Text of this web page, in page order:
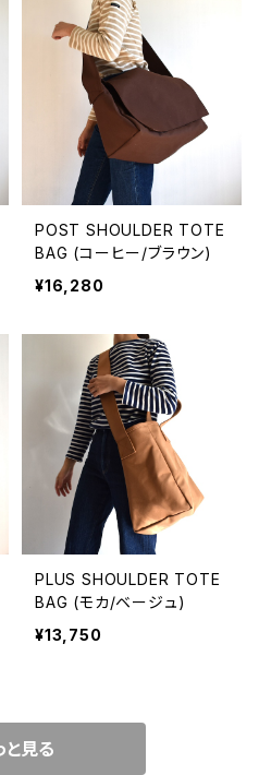
POST SHOULDER TOTE
BAG (コーヒー/ブラウン)
¥16,280
PLUS SHOULDER TOTE
BAG (モカ/ベージュ)
¥13,750
と見る